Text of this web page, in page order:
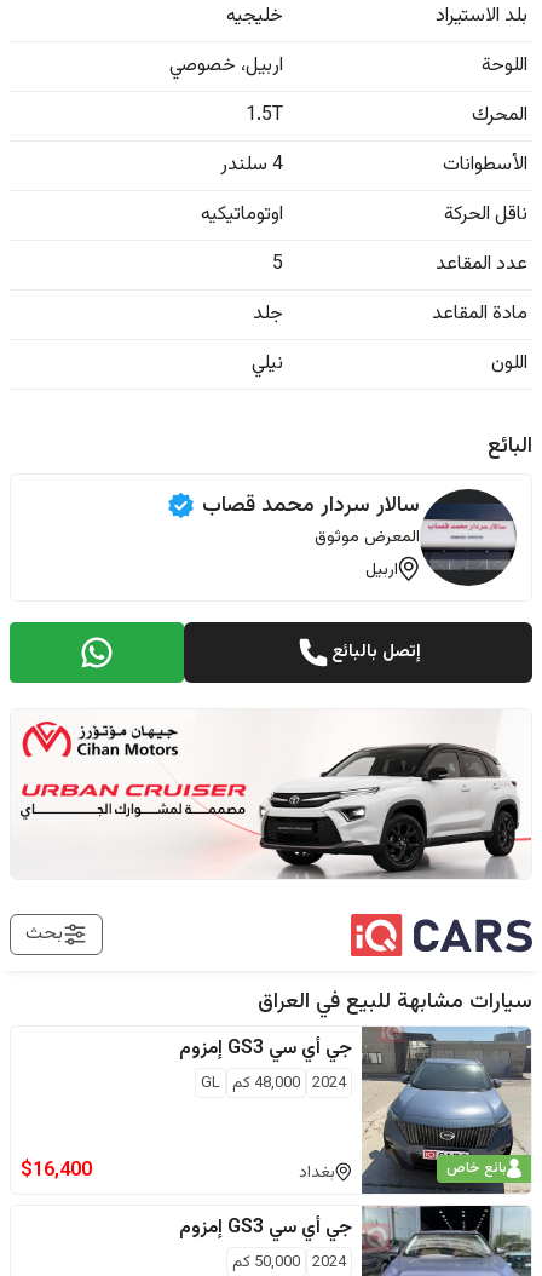
بلد الاستيراد
خليجيه
اللوحة
اربيل، خصوصي
المحرك
1.5T
الأسطوانات
4 سلندر
ناقل الحركة
اوتوماتيكيه
عدد المقاعد
5
مادة المقاعد
جلد
اللون
نیلي
البائع
سالار سردار محمد قصاب
المعرض موثوق
اربيل
إتصل بالبائع
بحث
سيارات مشابهة للبيع في العراق
بائع خاص
جي أي سي GS3 إمزوم
2024
48,000كم GL
بغداد $16,400
جي أي سي GS3 إمزوم
2024
50,000 كم